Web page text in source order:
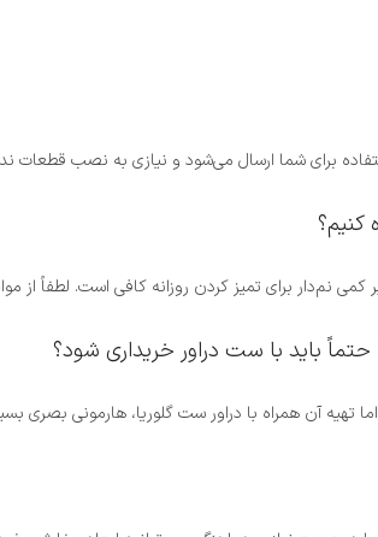
برای شما ارسال می‌شود و نیازی به نصب قطعات
کمی نم‌دار برای تمیز کردن روزانه کافی است. لطفاً
تهیه آن همراه با دراور ست گلوریا، هارمونی بصری